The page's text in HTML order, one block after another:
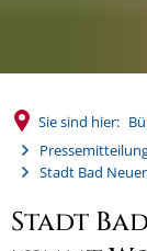
Sie sind hier:
Stadt Bad
Stadt